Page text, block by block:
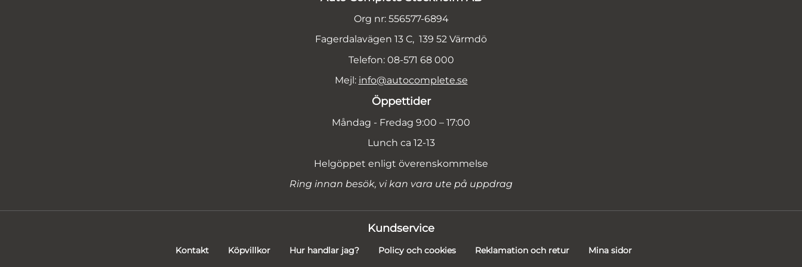
Org nr: 556577-6894
Fagerdalavägen 13 C, 139 52 Värmdö
Telefon: 08-571 68 000
Mejl: info@autocomplete.se
Öppettider
Måndag - Fredag 9:00 – 17:00
Lunch ca 12-13
Helgöppet enligt överenskommelse
Ring innan besök, vi kan vara ute på uppdrag
Kundservice
Kontakt Köpvillkor Hur handlar jag? Policy och cookies Reklamation och retur Mina sidor